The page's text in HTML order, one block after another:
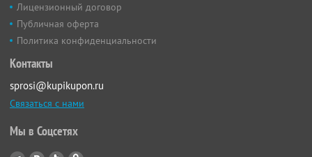
Лицензионный договор
Публичная оферта
Политика конфиденциальности
Контакты
sprosi@kupikupon.ru
Связаться с нами
Мы в Соцсетях